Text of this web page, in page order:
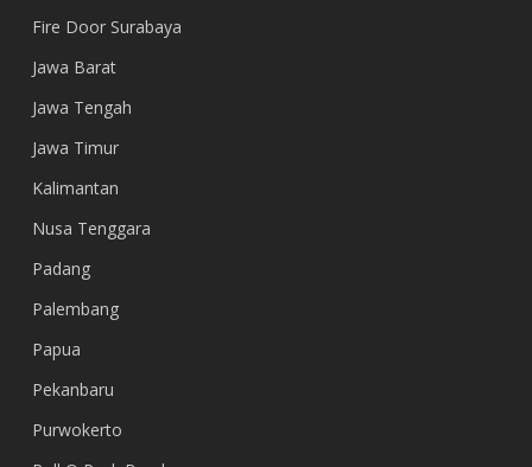
Fire Door Surabaya
Jawa Barat
Jawa Tengah
Jawa Timur
Kalimantan
Nusa Tenggara
Padang
Palembang
Papua
Pekanbaru
Purwokerto